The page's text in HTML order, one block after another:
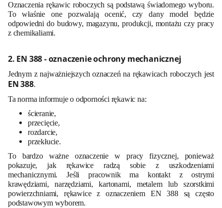
Oznaczenia rękawic roboczych są podstawą świadomego wyboru.
To właśnie one pozwalają ocenić, czy dany model będzie
odpowiedni do budowy, magazynu, produkcji, montażu czy pracy
z chemikaliami.
2. EN 388 - oznaczenie ochrony mechanicznej
Jednym z najważniejszych oznaczeń na rękawicach roboczych jest
EN 388.
Ta norma informuje o odporności rękawic na:
ścieranie,
przecięcie,
rozdarcie,
przekłucie.
To bardzo ważne oznaczenie w pracy fizycznej, ponieważ
pokazuje, jak rękawice radzą sobie z uszkodzeniami
mechanicznymi. Jeśli pracownik ma kontakt z ostrymi
krawędziami, narzędziami, kartonami, metalem lub szorstkimi
powierzchniami, rękawice z oznaczeniem EN 388 są często
podstawowym wyborem.